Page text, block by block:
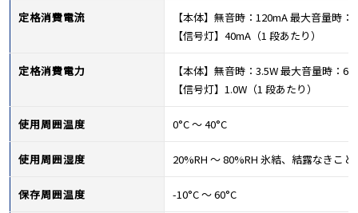
定格消費電流
【本体】無音時：120mA 最大音量時：
【信号灯】40mA（1 段あたり）
定格消費電力
【本体】無音時：3.5W 最大音量時：6W
【信号灯】1.0W（1 段あたり）
使用周囲温度 0°C ～ 40°C
使用周囲湿度 20%RH ～ 80%RH 氷結、結露なきこと
保存周囲温度 -10°C ～ 60°C